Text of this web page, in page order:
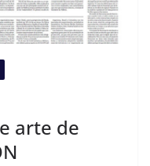
arte de